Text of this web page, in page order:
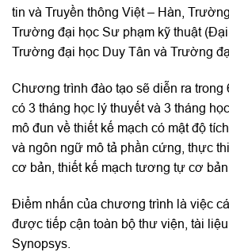
tin và Truyền thông Việt – Hàn,
Trường đại học Sư phạm kỹ thuật
Trường đại học Duy Tân và Trường
Chương trình đào tạo sẽ diễn ra trong
có 3 tháng học lý thuyết và 3 tháng
mô đun về thiết kế mạch có mật độ
và ngôn ngữ mô tả phần cứng, thực
cơ bản, thiết kế mạch tương tự cơ bản.
Điểm nhấn của chương trình là việc
được tiếp cận toàn bộ thư viện, tài
Synopsys.